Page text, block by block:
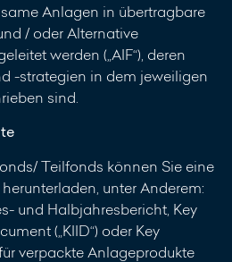
Anlagen in übertragbare
/ oder Alternative
werden („AIF“), deren
-strategien in dem jeweiligen
sind.
Teilfonds können Sie eine
unter Anderem:
und Halbjahresbericht, Key
(„KIID“) oder Key
verpackte Anlageprodukte